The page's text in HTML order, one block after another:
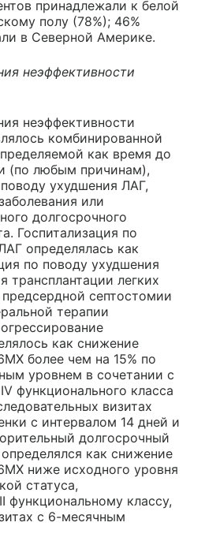
принадлежали к белой
полу (78%); 46%
в Северной Америке.
неэффективности
неэффективности
комбинированной
как время до
(по любым причинам),
ухудшения ЛАГ,
или
долгосрочного
Госпитализация по
определялась как
по поводу ухудшения
трансплантации легких
септостомии
терапии
как снижение
более чем на 15% по
уровнем в сочетании с
функционального класса
визитах
с интервалом 14 дней и
долгосрочный
как снижение
ниже исходного уровня
статуса,
функциональному классу,
с 6-месячным